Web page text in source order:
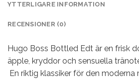
YTTERLIGARE INFORMATION
RECENSIONER (0)
Hugo Boss Bottled Edt är en frisk
äpple, kryddor och sensuella
En riktig klassiker för den moderna